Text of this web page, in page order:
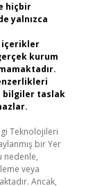
hiçbir
yalnızca
içerikler
kurum
bilgiler taslak
Teknolojileri
bir Yer
nedenle,
veya
Ancak,